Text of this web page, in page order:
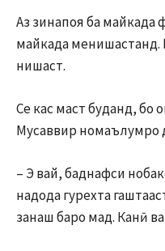
Аз зинапоя ба майкада
майкада менишастанд.
нишаст.
Се кас маст буданд, бо
Мусаввир
– Э вай, баднафси
надода гурехта
занаш баро мад. Канӣ